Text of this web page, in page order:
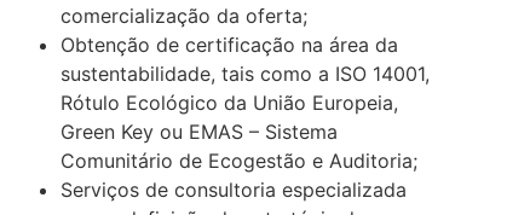
comercialização da oferta;
Obtenção de certificação na área da
sustentabilidade, tais como a ISO 14001,
Rótulo Ecológico da União Europeia,
Green Key ou EMAS – Sistema
Comunitário de Ecogestão e Auditoria;
Serviços de consultoria especializada